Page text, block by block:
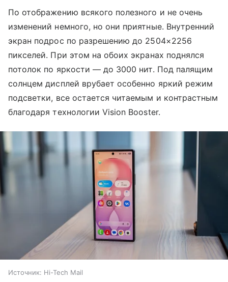
По отображению всякого полезного и не очень
изменений немного, но они приятные. Внутренний
экран подрос по разрешению до 2504×2256
пикселей. При этом на обоих экранах поднялся
потолок по яркости — до 3000 нит. Под палящим
солнцем дисплей врубает особенно яркий режим
подсветки, все остается читаемым и контрастным
благодаря технологии Vision Booster.
Источник: Hi-Tech Mail